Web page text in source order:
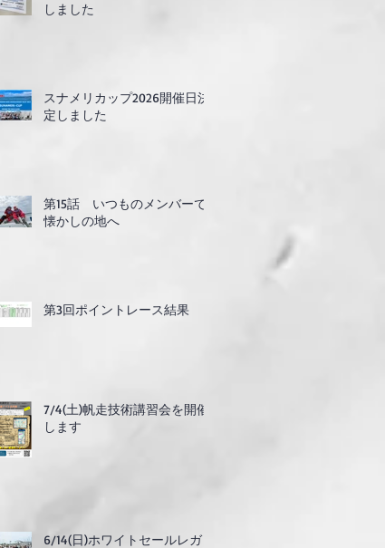
しました
スナメリカップ2026開催日決
定しました
第15話 いつものメンバーで
懐かしの地へ
第3回ポイントレース結果
7/4(土)帆走技術講習会を開催
します
6/14(日)ホワイトセールレガッ